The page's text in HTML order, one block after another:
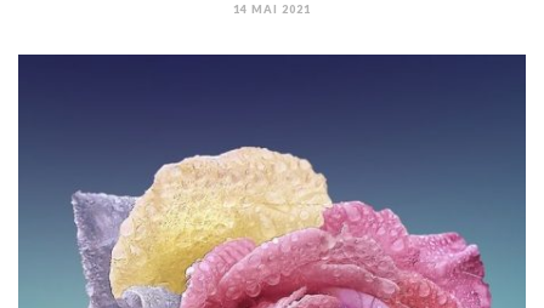
14 MAI 2021